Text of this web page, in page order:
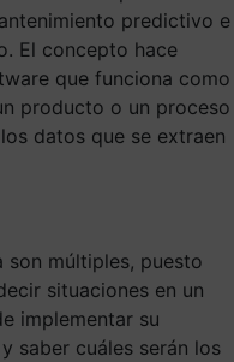
predictivo e
El concepto hace
que funciona como
producto o un proceso
datos que se extraen
múltiples, puesto
situaciones en un
implementar su
saber cuáles serán los